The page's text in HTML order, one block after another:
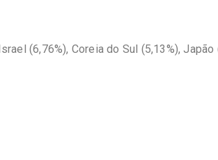
(6,76%), Coreia do Sul (5,13%), Japão